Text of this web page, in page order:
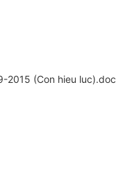
2015 (Con hieu luc).doc